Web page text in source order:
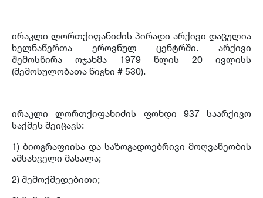
ირაკლი ლორთქიფანიძის პირადი არქივი დაცულია
ხელნაწერთა ეროვნულ ცენტრში. არქივი
შემოსწირა ოჯახმა 1979 წლის 20 ივლისს
(შემოსულობათა წიგნი # 530).
ირაკლი ლორთქიფანიძის ფონდი 937 საარქივო
საქმეს შეიცავს:
1) ბიოგრაფიისა და საზოგადოებრივი მოღვაწეობის
ამსახველი მასალა;
2) შემოქმედებითი;